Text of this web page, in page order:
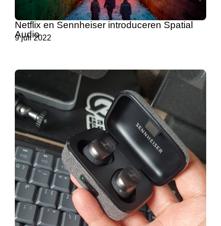
Netflix en Sennheiser introduceren Spatial
Audio
9 juli 2022